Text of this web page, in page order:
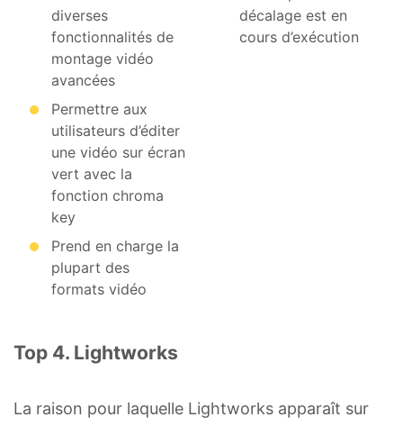
diverses
fonctionnalités de
montage vidéo
avancées
Permettre aux
utilisateurs d’éditer
une vidéo sur écran
vert avec la
fonction chroma
key
Prend en charge la
plupart des
formats vidéo
décalage est en
cours d’exécution
Top 4. Lightworks
La raison pour laquelle Lightworks apparaît sur